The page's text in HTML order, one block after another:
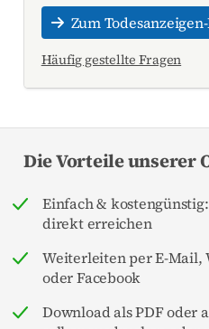
Zum
Häufig gestellte Fragen
Die Vorteile unserer
Einfach &
direkt erreichen
Weiterleiten per E-Mail,
oder Facebook
Download als PDF oder